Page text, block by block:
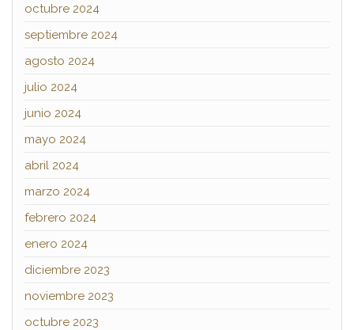
octubre 2024
septiembre 2024
agosto 2024
julio 2024
junio 2024
mayo 2024
abril 2024
marzo 2024
febrero 2024
enero 2024
diciembre 2023
noviembre 2023
octubre 2023